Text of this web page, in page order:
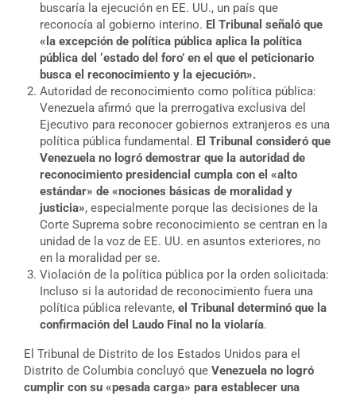
buscaría la ejecución en EE. UU., un país que
reconocía al gobierno interino. El Tribunal señaló que
«la excepción de política pública aplica la política
pública del ‘estado del foro’ en el que el peticionario
busca el reconocimiento y la ejecución».
Autoridad de reconocimiento como política pública:
Venezuela afirmó que la prerrogativa exclusiva del
Ejecutivo para reconocer gobiernos extranjeros es una
política pública fundamental. El Tribunal consideró que
Venezuela no logró demostrar que la autoridad de
reconocimiento presidencial cumpla con el «alto
estándar» de «nociones básicas de moralidad y
justicia», especialmente porque las decisiones de la
Corte Suprema sobre reconocimiento se centran en la
unidad de la voz de EE. UU. en asuntos exteriores, no
en la moralidad per se.
Violación de la política pública por la orden solicitada:
Incluso si la autoridad de reconocimiento fuera una
política pública relevante, el Tribunal determinó que la
confirmación del Laudo Final no la violaría.
El Tribunal de Distrito de los Estados Unidos para el
Distrito de Columbia concluyó que Venezuela no logró
cumplir con su «pesada carga» para establecer una